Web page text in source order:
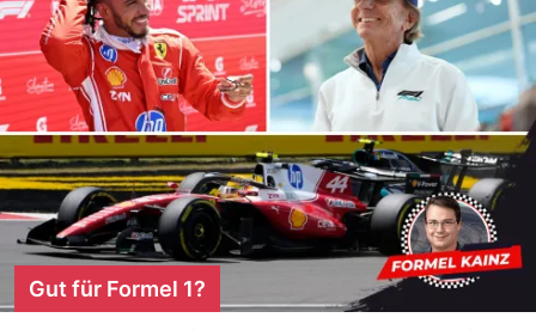
Gut für Formel 1?